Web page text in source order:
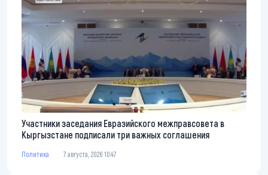
Участники заседания Евразийского межправсовета в
Кыргызстане подписали три важных соглашения
Политика 7 августа, 2026 10:47